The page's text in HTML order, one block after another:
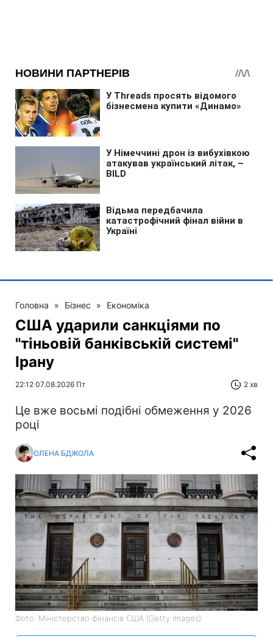
Головна » Бізнес » Економіка
США ударили санкціями по
"тіньовій банківській системі"
Ірану
22:12 07.08.2026 Пт 2 хв
Це вже восьмі подібні обмеження у 2026
році
ОЛЕНА БДЖОЛА
Фото: Міністерство фінансів СШA (Getty Images)